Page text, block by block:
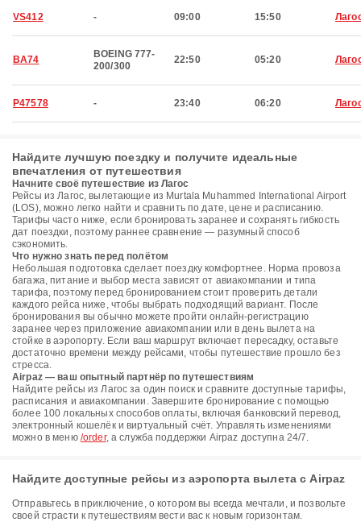
VS412 - 09:00 15:50
BA74
BOEING 777-
200/300
22:50 05:20
P47578 - 23:40 06:20
Найдите лучшую поездку и получите идеальные
впечатления от путешествия
Начните своё путешествие из Лагос
Рейсы из Лагос, вылетающие из Murtala Muhammed International Airport
(LOS), можно легко найти и сравнить по дате, цене и расписанию.
Тарифы часто ниже, если бронировать заранее и сохранять гибкость
дат поездки, поэтому раннее сравнение — разумный способ
сэкономить.
Что нужно знать перед полётом
Небольшая подготовка сделает поездку комфортнее. Норма провоза
багажа, питание и выбор места зависят от авиакомпании и типа
тарифа, поэтому перед бронированием стоит проверить детали
каждого рейса ниже, чтобы выбрать подходящий вариант. После
бронирования вы обычно можете пройти онлайн-регистрацию
заранее через приложение авиакомпании или в день вылета на
стойке в аэропорту. Если ваш маршрут включает пересадку, оставьте
достаточно времени между рейсами, чтобы путешествие прошло без
стресса.
Airpaz — ваш опытный партнёр по путешествиям
Найдите рейсы из Лагос за один поиск и сравните доступные тарифы,
расписания и авиакомпании. Завершите бронирование с помощью
более 100 локальных способов оплаты, включая банковский перевод,
электронный кошелёк и виртуальный счёт. Управлять изменениями
можно в меню /order, а служба поддержки Airpaz доступна 24/7.
Найдите доступные рейсы из аэропорта вылета с Airpaz
Отправьтесь в приключение, о котором вы всегда мечтали, и позвольте
своей страсти к путешествиям вести вас к новым горизонтам.